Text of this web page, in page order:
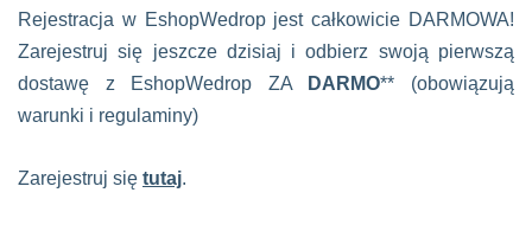
Rejestracja w EshopWedrop jest całkowicie DARMOWA!
Zarejestruj się jeszcze dzisiaj i odbierz swoją pierwszą
dostawę z EshopWedrop ZA
DARMO** (obowiązują
warunki i regulaminy)
Zarejestruj się tutaj.